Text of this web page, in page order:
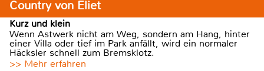
Country von Eliet
Kurz und klein
Wenn Astwerk nicht am Weg, sondern am Hang, hinter
einer Villa oder tief im Park anfällt, wird ein normaler
Häcksler schnell zum Bremsklotz.
>> Mehr erfahren